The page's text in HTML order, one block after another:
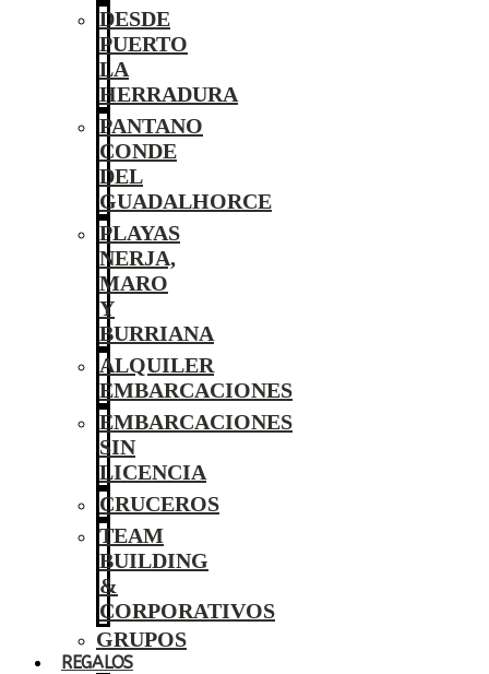
DESDE
PUERTO
LA
HERRADURA
PANTANO
CONDE
DEL
GUADALHORCE
PLAYAS
NERJA,
MARO
Y
BURRIANA
ALQUILER
EMBARCACIONES
EMBARCACIONES
SIN
LICENCIA
CRUCEROS
TEAM
BUILDING
&
CORPORATIVOS
GRUPOS
REGALOS